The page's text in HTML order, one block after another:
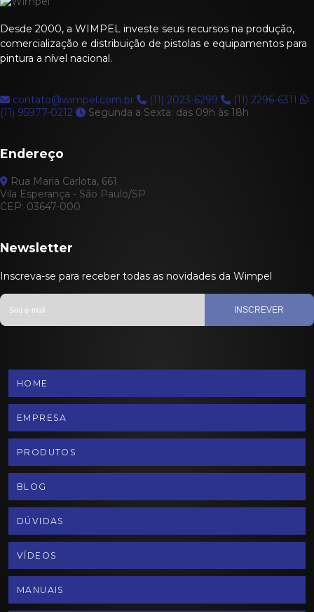
Desde 2000, a WIMPEL investe seus recursos na produção,
comercialização e distribuição de pistolas e equipamentos para
pintura a nível nacional.
contato@wimpel.com.br (11) 2023-6299
(11) 2296-6311
(11) 95977-0212
Segunda a Sexta: das 09h às 18h
Endereço
Rua Maria Carlota, 661
Vila Esperança - São Paulo/SP
CEP: 03647-000
Newsletter
Inscreva-se para receber todas as novidades da Wimpel
INSCREVER
HOME
EMPRESA
PRODUTOS
BLOG
DÚVIDAS
VÍDEOS
MANUAIS